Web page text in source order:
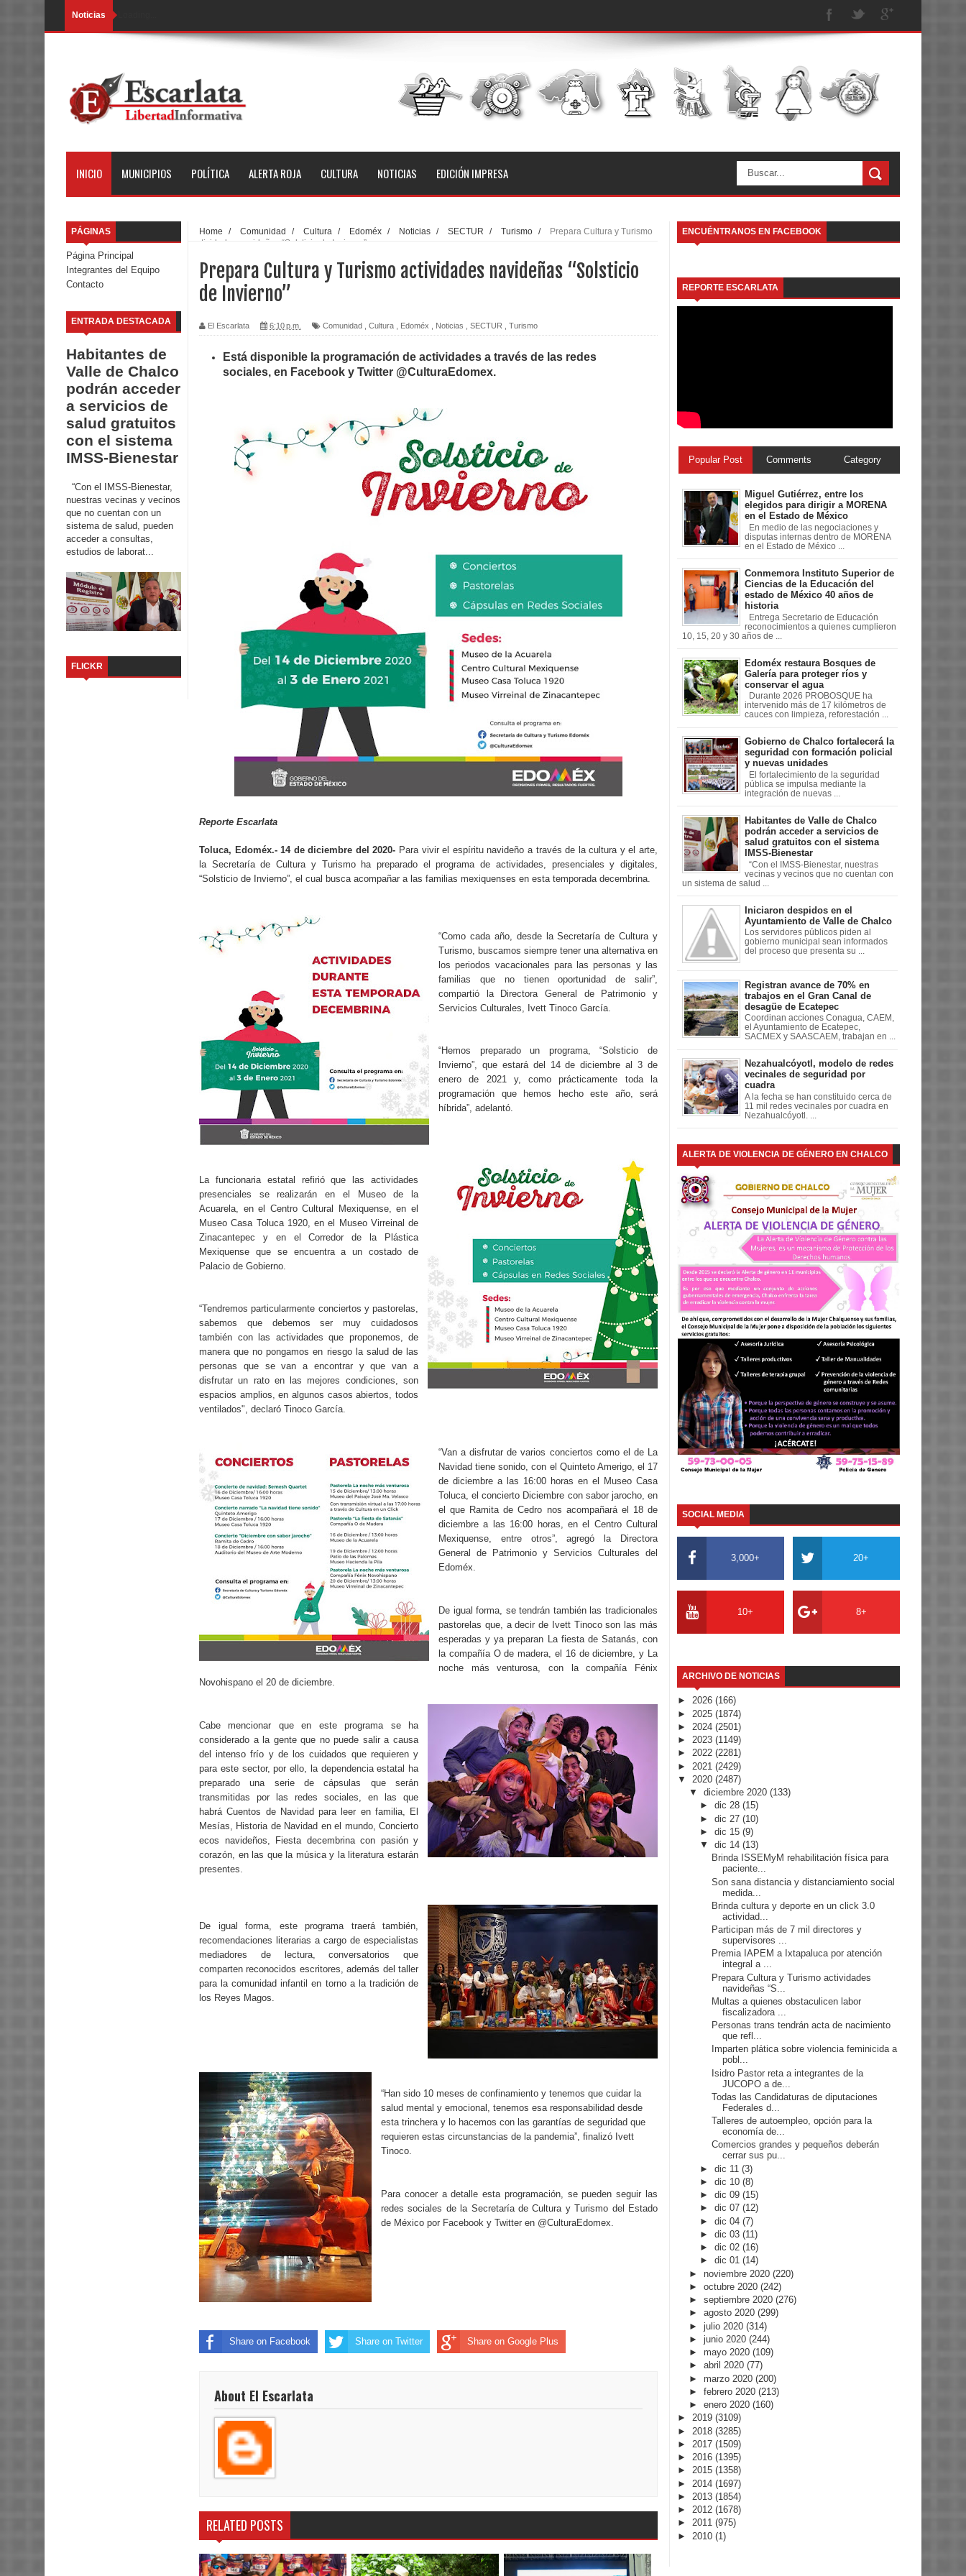
Noticias
INICIO MUNICIPIOS POLÍTICA ALERTA ROJA CULTURA NOTICIAS EDICIÓN IMPRESA
PÁGINAS
Página Principal
Integrantes del Equipo
Contacto
ENTRADA DESTACADA
Habitantes de
Valle de Chalco
podrán acceder
a servicios de
salud gratuitos
con el sistema
IMSS-Bienestar
“Con el IMSS-Bienestar,
nuestras vecinas y vecinos
que no cuentan con un
sistema de salud, pueden
acceder a consultas,
estudios de laborat...
FLICKR
Home / Comunidad / Cultura / Edoméx / Noticias / SECTUR / Turismo /
Prepara Cultura y Turismo
actividades navideñas “Solsticio de Invierno”
Prepara Cultura y Turismo actividades navideñas “Solsticio
de Invierno”
El Escarlata 6:10 p.m. Comunidad Cultura Edoméx Noticias SECTUR Turismo
Está disponible la programación de actividades a través de las redes
sociales, en Facebook y Twitter @CulturaEdomex.
Reporte Escarlata
Toluca, Edoméx.- 14 de diciembre del 2020- Para vivir el espíritu navideño a través de la cultura y el arte,
la Secretaría de Cultura y Turismo ha preparado el programa de actividades, presenciales y digitales,
“Solsticio de Invierno”, el cual busca acompañar a las familias mexiquenses en esta temporada decembrina.
“Como cada año, desde la Secretaría de Cultura y
Turismo, buscamos siempre tener una alternativa en
los periodos vacacionales para las personas y las
familias que no tienen oportunidad de salir”,
compartió la Directora General de Patrimonio y
Servicios Culturales, Ivett Tinoco García.
“Hemos preparado un programa, “Solsticio de
Invierno”, que estará del 14 de diciembre al 3 de
enero de 2021 y, como prácticamente toda la
programación que hemos hecho este año, será
híbrida”, adelantó.
La funcionaria estatal refirió que las actividades
presenciales se realizarán en el Museo de la
Acuarela, en el Centro Cultural Mexiquense, en el
Museo Casa Toluca 1920, en el Museo Virreinal de
Zinacantepec y en el Corredor de la Plástica
Mexiquense que se encuentra a un costado de
Palacio de Gobierno.
“Tendremos particularmente conciertos y pastorelas,
sabemos que debemos ser muy cuidadosos
también con las actividades que proponemos, de
manera que no pongamos en riesgo la salud de las
personas que se van a encontrar y que van a
disfrutar un rato en las mejores condiciones, son
espacios amplios, en algunos casos abiertos, todos
ventilados", declaró Tinoco García.
“Van a disfrutar de varios conciertos como el de La
Navidad tiene sonido, con el Quinteto Amerigo, el 17
de diciembre a las 16:00 horas en el Museo Casa
Toluca, el concierto Diciembre con sabor jarocho, en
el que Ramita de Cedro nos acompañará el 18 de
diciembre a las 16:00 horas, en el Centro Cultural
Mexiquense, entre otros”, agregó la Directora
General de Patrimonio y Servicios Culturales del
Edoméx.
De igual forma, se tendrán también las tradicionales
pastorelas que, a decir de Ivett Tinoco son las más
esperadas y ya preparan La fiesta de Satanás, con
la compañía O de madera, el 16 de diciembre, y La
noche más venturosa, con la compañía Fénix
Novohispano el 20 de diciembre.
Cabe mencionar que en este programa se ha
considerado a la gente que no puede salir a causa
del intenso frío y de los cuidados que requieren y
para este sector, por ello, la dependencia estatal ha
preparado una serie de cápsulas que serán
transmitidas por las redes sociales, en las que
habrá Cuentos de Navidad para leer en familia, El
Mesías, Historia de Navidad en el mundo, Concierto
ecos navideños, Fiesta decembrina con pasión y
corazón, en las que la música y la literatura estarán
presentes.
De igual forma, este programa traerá también,
recomendaciones literarias a cargo de especialistas
mediadores de lectura, conversatorios que
comparten reconocidos escritores, además del taller
para la comunidad infantil en torno a la tradición de
los Reyes Magos.
“Han sido 10 meses de confinamiento y tenemos que cuidar la
salud mental y emocional, tenemos esa responsabilidad desde
esta trinchera y lo hacemos con las garantías de seguridad que
requieren estas circunstancias de la pandemia”, finalizó Ivett
Tinoco.
Para conocer a detalle esta programación, se pueden seguir las
redes sociales de la Secretaría de Cultura y Turismo del Estado
de México por Facebook y Twitter en @CulturaEdomex.
Share on Facebook Share on Twitter Share on Google Plus
About El Escarlata
RELATED POSTS
ENCUÉNTRANOS EN FACEBOOK
REPORTE ESCARLATA
Popular Post Comments Category
Miguel Gutiérrez, entre los
elegidos para dirigir a MORENA
en el Estado de México
En medio de las negociaciones y
disputas internas dentro de MORENA
en el Estado de México ...
Conmemora Instituto Superior de
Ciencias de la Educación del
estado de México 40 años de
historia
Entrega Secretario de Educación
reconocimientos a quienes cumplieron
10, 15, 20 y 30 años de ...
Edoméx restaura Bosques de
Galería para proteger ríos y
conservar el agua
Durante 2026 PROBOSQUE ha
intervenido más de 17 kilómetros de
cauces con limpieza, reforestación ...
Gobierno de Chalco fortalecerá la
seguridad con formación policial
y nuevas unidades
El fortalecimiento de la seguridad
pública se impulsa mediante la
integración de nuevas ...
Habitantes de Valle de Chalco
podrán acceder a servicios de
salud gratuitos con el sistema
IMSS-Bienestar
“Con el IMSS-Bienestar, nuestras
vecinas y vecinos que no cuentan con
un sistema de salud ...
Iniciaron despidos en el
Ayuntamiento de Valle de Chalco
Los servidores públicos piden al
gobierno municipal sean informados
del proceso que presenta su ...
Registran avance de 70% en
trabajos en el Gran Canal de
desagüe de Ecatepec
Coordinan acciones Conagua, CAEM,
el Ayuntamiento de Ecatepec,
SACMEX y SAASCAEM, trabajan en ...
Nezahualcóyotl, modelo de redes
vecinales de seguridad por
cuadra
A la fecha se han constituido cerca de
11 mil redes vecinales por cuadra en
Nezahualcóyotl. ...
ALERTA DE VIOLENCIA DE GÉNERO EN CHALCO
SOCIAL MEDIA
3,000+ 20+
10+ 8+
ARCHIVO DE NOTICIAS
► 2026 (166)
► 2025 (1874)
► 2024 (2501)
► 2023 (1149)
► 2022 (2281)
► 2021 (2429)
▼ 2020 (2487)
▼ diciembre 2020 (133)
►dic 28(15)
►dic 27(10)
►dic 15(9)
▼dic 14(13)
Brinda ISSEMyM rehabilitación física para
paciente...
Son sana distancia y distanciamiento social
medida...
Brinda cultura y deporte en un click 3.0
actividad...
Participan más de 7 mil directores y
supervisores ...
Premia IAPEM a Ixtapaluca por atención
integral a ...
Prepara Cultura y Turismo actividades
navideñas “S...
Multas a quienes obstaculicen labor
fiscalizadora ...
Personas trans tendrán acta de nacimiento
que refl...
Imparten plática sobre violencia feminicida a
pobl...
Isidro Pastor reta a integrantes de la
JUCOPO a de...
Todas las Candidaturas de diputaciones
Federales d...
Talleres de autoempleo, opción para la
economía de...
Comercios grandes y pequeños deberán
cerrar sus pu...
►dic 11(3)
►dic 10(8)
►dic 09(15)
►dic 07(12)
►dic 04(7)
►dic 03(11)
►dic 02(16)
►dic 01(14)
► noviembre 2020 (220)
► octubre 2020 (242)
► septiembre 2020 (276)
► agosto 2020 (299)
► julio 2020 (314)
► junio 2020 (244)
► mayo 2020 (109)
► abril 2020 (77)
► marzo 2020 (200)
► febrero 2020 (213)
► enero 2020 (160)
► 2019 (3109)
► 2018 (3285)
► 2017 (1509)
► 2016 (1395)
► 2015 (1358)
► 2014 (1697)
► 2013 (1854)
► 2012 (1678)
► 2011 (975)
► 2010 (1)